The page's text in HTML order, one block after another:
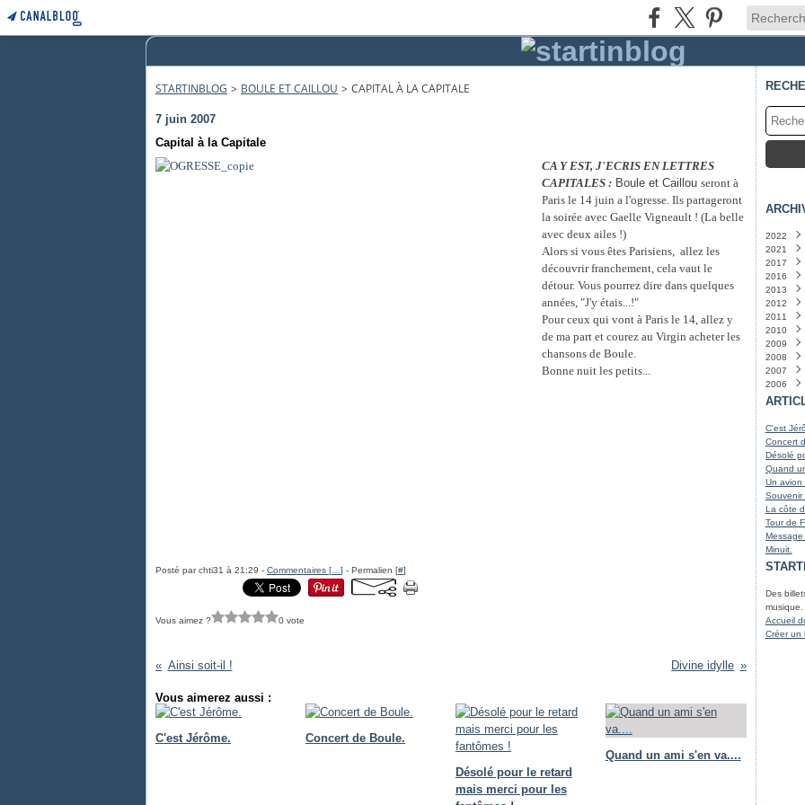
STARTINBLOG > BOULE ET CAILLOU > CAPITAL À LA CAPITALE
7 juin 2007
Capital à la Capitale
CA Y EST, J'ECRIS EN LETTRES
CAPITALES : Boule et Caillou seront à
Paris le 14 juin a l'ogresse. Ils partageront
la soirée avec Gaelle Vigneault ! (La belle
avec deux ailes !)
Alors si vous êtes Parisiens, allez les
découvrir franchement, cela vaut le
détour. Vous pourrez dire dans quelques
années, "J'y étais...!"
Pour ceux qui vont à Paris le 14, allez y
de ma part et courez au Virgin acheter les
chansons de Boule.
Bonne nuit les petits...
Posté par chti31 à 21:29 - Commentaires [ ] - Permalien [#]
Vous aimez ? 0 vote
Ainsi soit-il ! Divine idylle
Vous aimerez aussi :
C'est Jérôme. Concert de Boule.
Désolé pour le retard
mais merci pour les
Quand un ami s'en va....
2022
Juin
Mars
2021
Juillet
Juin
2017
Mars
2016
2013
Juin
2012
Juillet
2011
Juillet
Juin
2010
2009
Juillet
Mai
Avril
Mars
2008
Juillet
Juin
Avril
Mars
2007
Août
Juillet
Juin
Mai
Mars
2006
Août
Juillet
C'est
Concert
Désolé
Quand
Un avion
Souvenir
La côte
Tour de
Message
Minuit.
Des
musique.
Accueil
Créer un